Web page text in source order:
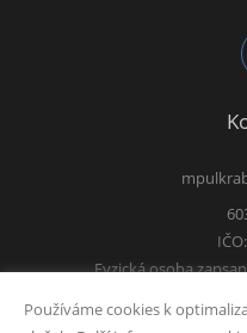
Fyzická osoba
Používáme cookies k